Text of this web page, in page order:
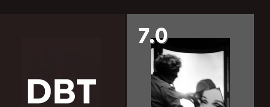
7.0